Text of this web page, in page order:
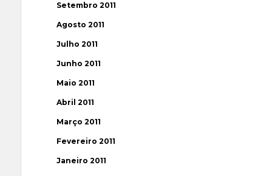
Setembro 2011
Agosto 2011
Julho 2011
Junho 2011
Maio 2011
Abril 2011
Março 2011
Fevereiro 2011
Janeiro 2011